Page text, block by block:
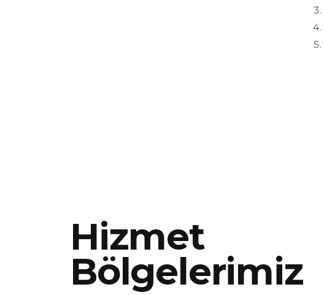
Hizmet
Bölgelerimiz